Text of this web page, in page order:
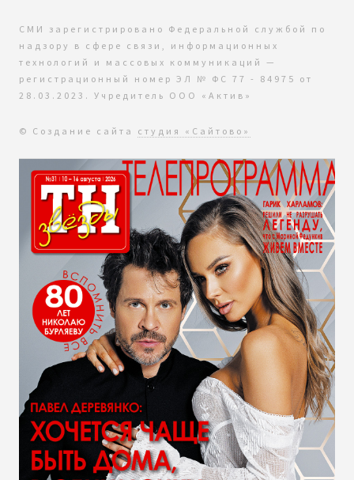
СМИ зарегистрировано Федеральной службой по
надзору в сфере связи, информационных
технологий и массовых коммуникаций —
регистрационный номер ЭЛ № ФС 77 - 84975 от
28.03.2023. Учредитель ООО «Актив»
© Создание сайта студия «Сайтово»